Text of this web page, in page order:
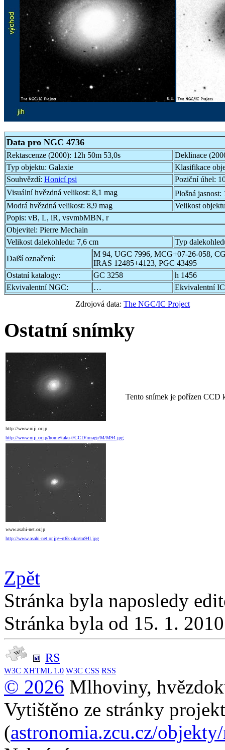
Data pro NGC 4736
Rektascenze (2000): 12h 50m 53,0s
Deklinace
Typ objektu: Galaxie
Klasifikace
Souhvězdí: Honicí psi Poziční úhel:
Visuální hvězdná velikost: 8,1 mag Plošná jasnost:
Modrá hvězdná velikost: 8,9 mag
Velikost
Popis: vB, L, iR, vsvmbMBN, r
Objevitel: Pierre Mechain
Velikost dalekohledu: 7,6 cm
Typ
Další označení:
M 94, UGC 7996, MCG+07-26-058,
IRAS 12485+4123, PGC 43495
Ostatní katalogy:
GC 3258
h 1456
Ekvivalentní NGC:
…
Ekvivalentní
Zdrojová data: The NGC/IC Project
Ostatní snímky
http://www.niji.or.jp
http://www.niji.or.jp/home/taku-t/CCD/image/M/M94.jpg
Tento snímek je pořízen CCD
www.asahi-net.or.jp
http://www.asahi-net.or.jp/~rt6k-okn/m94l.jpg
Zpět
Stránka byla naposledy
Stránka byla od 15. 1.
RS
W3C XHTML 1.0 W3C CSS RSS
© 2026 Mlhoviny,
Vytištěno ze stránky
(astronomia.zcu.cz/